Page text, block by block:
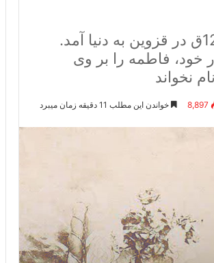
دختر حاجی صالح برغانی قزوینی بود که به سال 1230ق در قزوین به دنیا آمد.
خود، فاطمه را بر وی
نخواند
8,897 خواندن این مطلب 11 دقیقه زمان میبرد